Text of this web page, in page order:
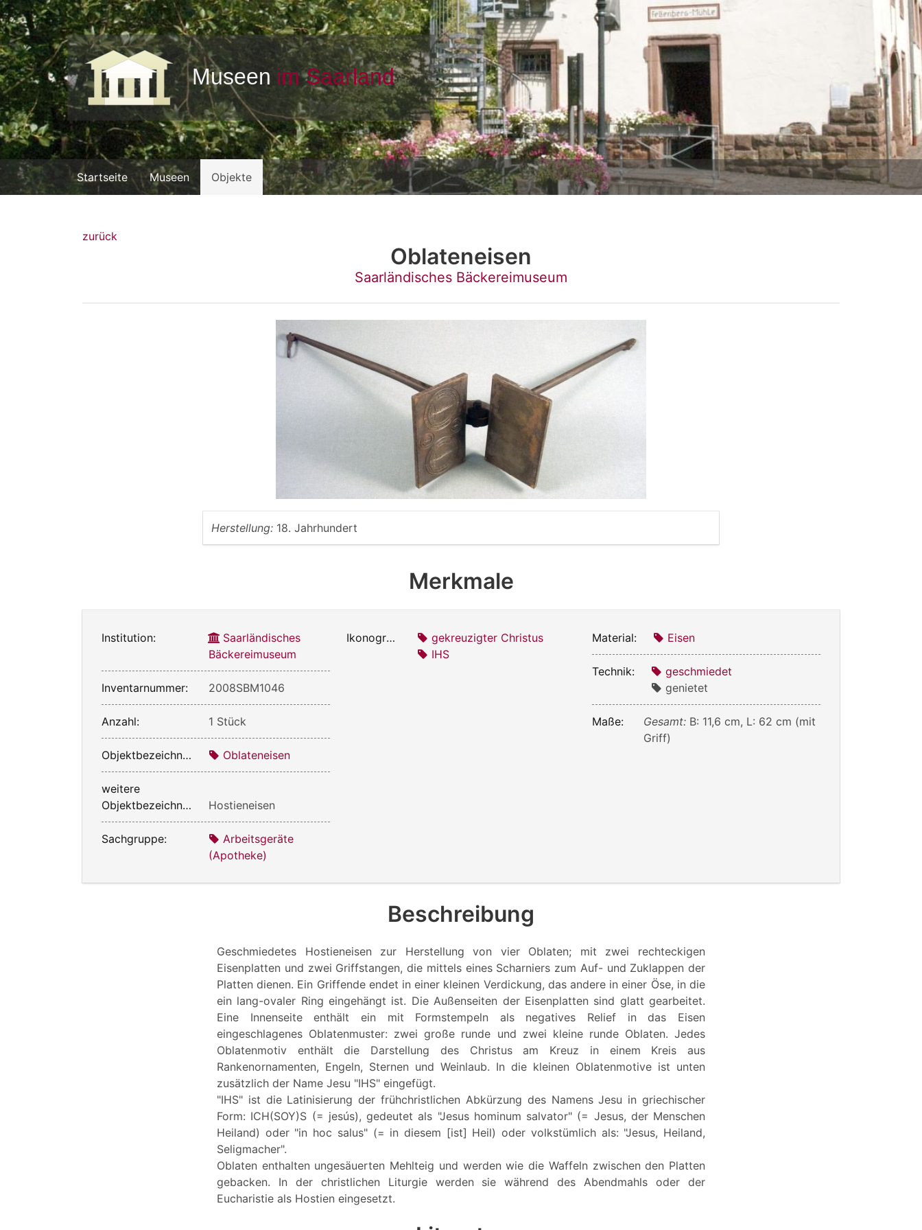
Startseite Museen Objekte
zurück
Oblateneisen
Saarländisches Bäckereimuseum
Herstellung: 18. Jahrhundert
Merkmale
Institution:
Saarländisches
Bäckereimuseum
Inventarnummer: 2008SBM1046
Anzahl: 1 Stück
Objektbezeichnung: Oblateneisen
weitere
Objektbezeichnung:
Hostieneisen
Sachgruppe:
Arbeitsgeräte
(Apotheke)
Ikonografie:
gekreuzigter Christus
IHS
Material: Eisen
Technik:
geschmiedet
genietet
Maße: Gesamt: B: 11,6 cm, L: 62 cm (mit
Griff)
Beschreibung
Geschmiedetes Hostieneisen zur Herstellung von vier Oblaten; mit zwei rechteckigen
Eisenplatten und zwei Griffstangen, die mittels eines Scharniers zum Auf- und Zuklappen der
Platten dienen. Ein Griffende endet in einer kleinen Verdickung, das andere in einer Öse, in die
ein lang-ovaler Ring eingehängt ist. Die Außenseiten der Eisenplatten sind glatt gearbeitet.
Eine Innenseite enthält ein mit Formstempeln als negatives Relief in das Eisen
eingeschlagenes Oblatenmuster: zwei große runde und zwei kleine runde Oblaten. Jedes
Oblatenmotiv enthält die Darstellung des Christus am Kreuz in einem Kreis aus
Rankenornamenten, Engeln, Sternen und Weinlaub. In die kleinen Oblatenmotive ist unten
zusätzlich der Name Jesu "IHS" eingefügt.
"IHS" ist die Latinisierung der frühchristlichen Abkürzung des Namens Jesu in griechischer
Form: ICH(SOY)S (= jesús), gedeutet als "Jesus hominum salvator" (= Jesus, der Menschen
Heiland) oder "in hoc salus" (= in diesem [ist] Heil) oder volkstümlich als: "Jesus, Heiland,
Seligmacher".
Oblaten enthalten ungesäuerten Mehlteig und werden wie die Waffeln zwischen den Platten
gebacken. In der christlichen Liturgie werden sie während des Abendmahls oder der
Eucharistie als Hostien eingesetzt.